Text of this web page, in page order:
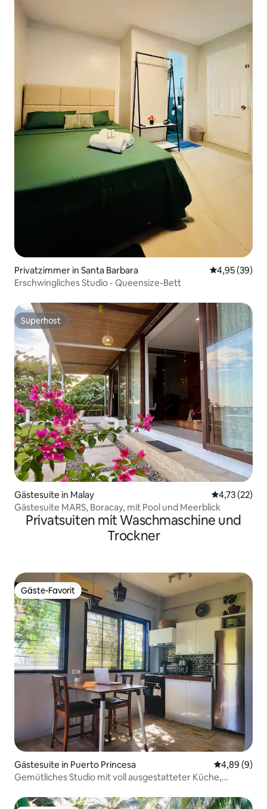
Privatzimmer in Santa Barbara
4,95 (39)
Erschwingliches Studio - Queensize-Bett
Superhost
Superhost
Gästesuite in Malay
4,73 (22)
Gästesuite MARS, Boracay, mit Pool und Meerblick
Privatsuiten mit Waschmaschine und
Trockner
Gäste-Favorit
Gäste-Favorit
Gästesuite in Puerto Princesa
4,89 (9)
Gemütliches Studio mit voll ausgestatteter Küche,